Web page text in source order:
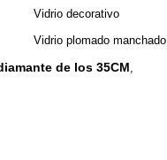
Vidrio decorativo
Vidrio plomado manchado
de los 35CM,